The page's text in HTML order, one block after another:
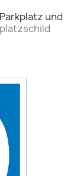
Parkplatz und